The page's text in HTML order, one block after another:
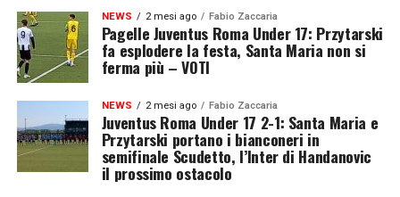
NEWS 2 mesi ago Fabio Zaccaria
Pagelle Juventus Roma Under 17: Przytarski
fa esplodere la festa, Santa Maria non si
ferma più – VOTI
NEWS 2 mesi ago Fabio Zaccaria
Juventus Roma Under 17 2-1: Santa Maria e
Przytarski portano i bianconeri in
semifinale Scudetto, l’Inter di Handanovic
il prossimo ostacolo